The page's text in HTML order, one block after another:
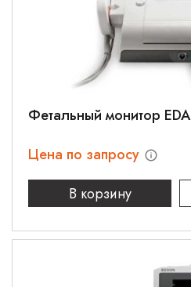
Фетальный монитор
Цена по запросу
В корзину